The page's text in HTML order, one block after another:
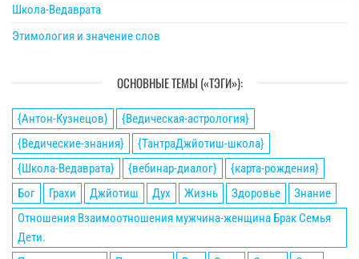
Школа-Ведаврата
Этимология и значение слов
ОСНОВНЫЕ ТЕМЫ («ТЭГИ»):
{Антон-Кузнецов}
{Ведическая-астрология}
{Ведические-знания}
{ТантраДжйотиш-школа}
{Школа-Ведаврата}
{вебинар-диалог}
{карта-рождения}
Бог
Грахи Джйотиш Дух Жизнь Здоровье
Знание
Отношения Взаимоотношения мужчина-женщина Брак Семья
Дети.